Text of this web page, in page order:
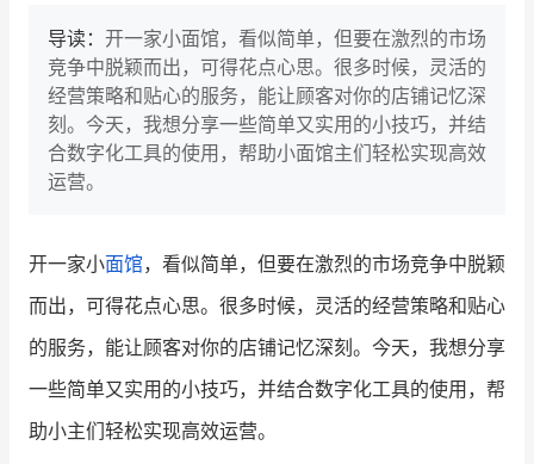
增长产品指南
智库 产品场景库
产品更新动态
新零售资讯
培训课程
导读： 开一家小面馆，看似简单，但要在激烈的市场
竞争中脱颖而出，可得花点心思。很多时候，灵活的
经营策略和贴心的服务，能让顾客对你的店铺记忆深
刻。今天，我想分享一些简单又实用的小技巧，并结
合数字化工具的使用，帮助小面馆主们轻松实现高效
运营。
开一家小面馆，看似简单，但要在激烈的市场竞争中脱颖
而出，可得花点心思。很多时候，灵活的经营策略和贴心
的服务，能让顾客对你的店铺记忆深刻。今天，我想分享
一些简单又实用的小技巧，并结合数字化工具的使用，帮
助小主们轻松实现高效运营。